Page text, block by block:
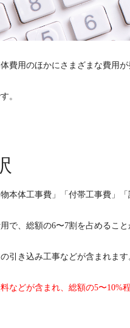
費用のほかにさまざまな費用が
。
本体工事費」「付帯工事費」「
で、総額の6〜7割を占めること
引き込み工事などが含まれます
どが含まれ、総額の5〜10%